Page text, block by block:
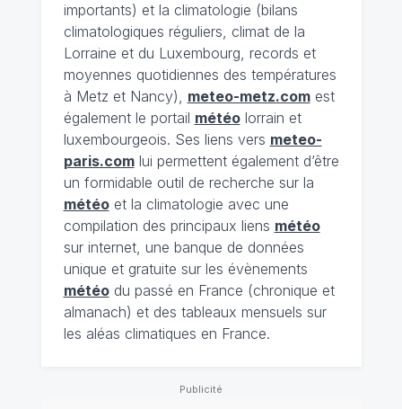
importants) et la climatologie (bilans
climatologiques réguliers, climat de la
Lorraine et du Luxembourg, records et
moyennes quotidiennes des températures
à Metz et Nancy), meteo-metz.comest
également le portail météolorrain et
luxembourgeois. Ses liens vers meteo-
paris.comlui permettent également d’être
un formidable outil de recherche sur la
météoet la climatologie avec une
compilation des principaux liens météo
sur internet, une banque de données
unique et gratuite sur les évènements
météodu passé en France (chronique et
almanach) et des tableaux mensuels sur
les aléas climatiques en France.